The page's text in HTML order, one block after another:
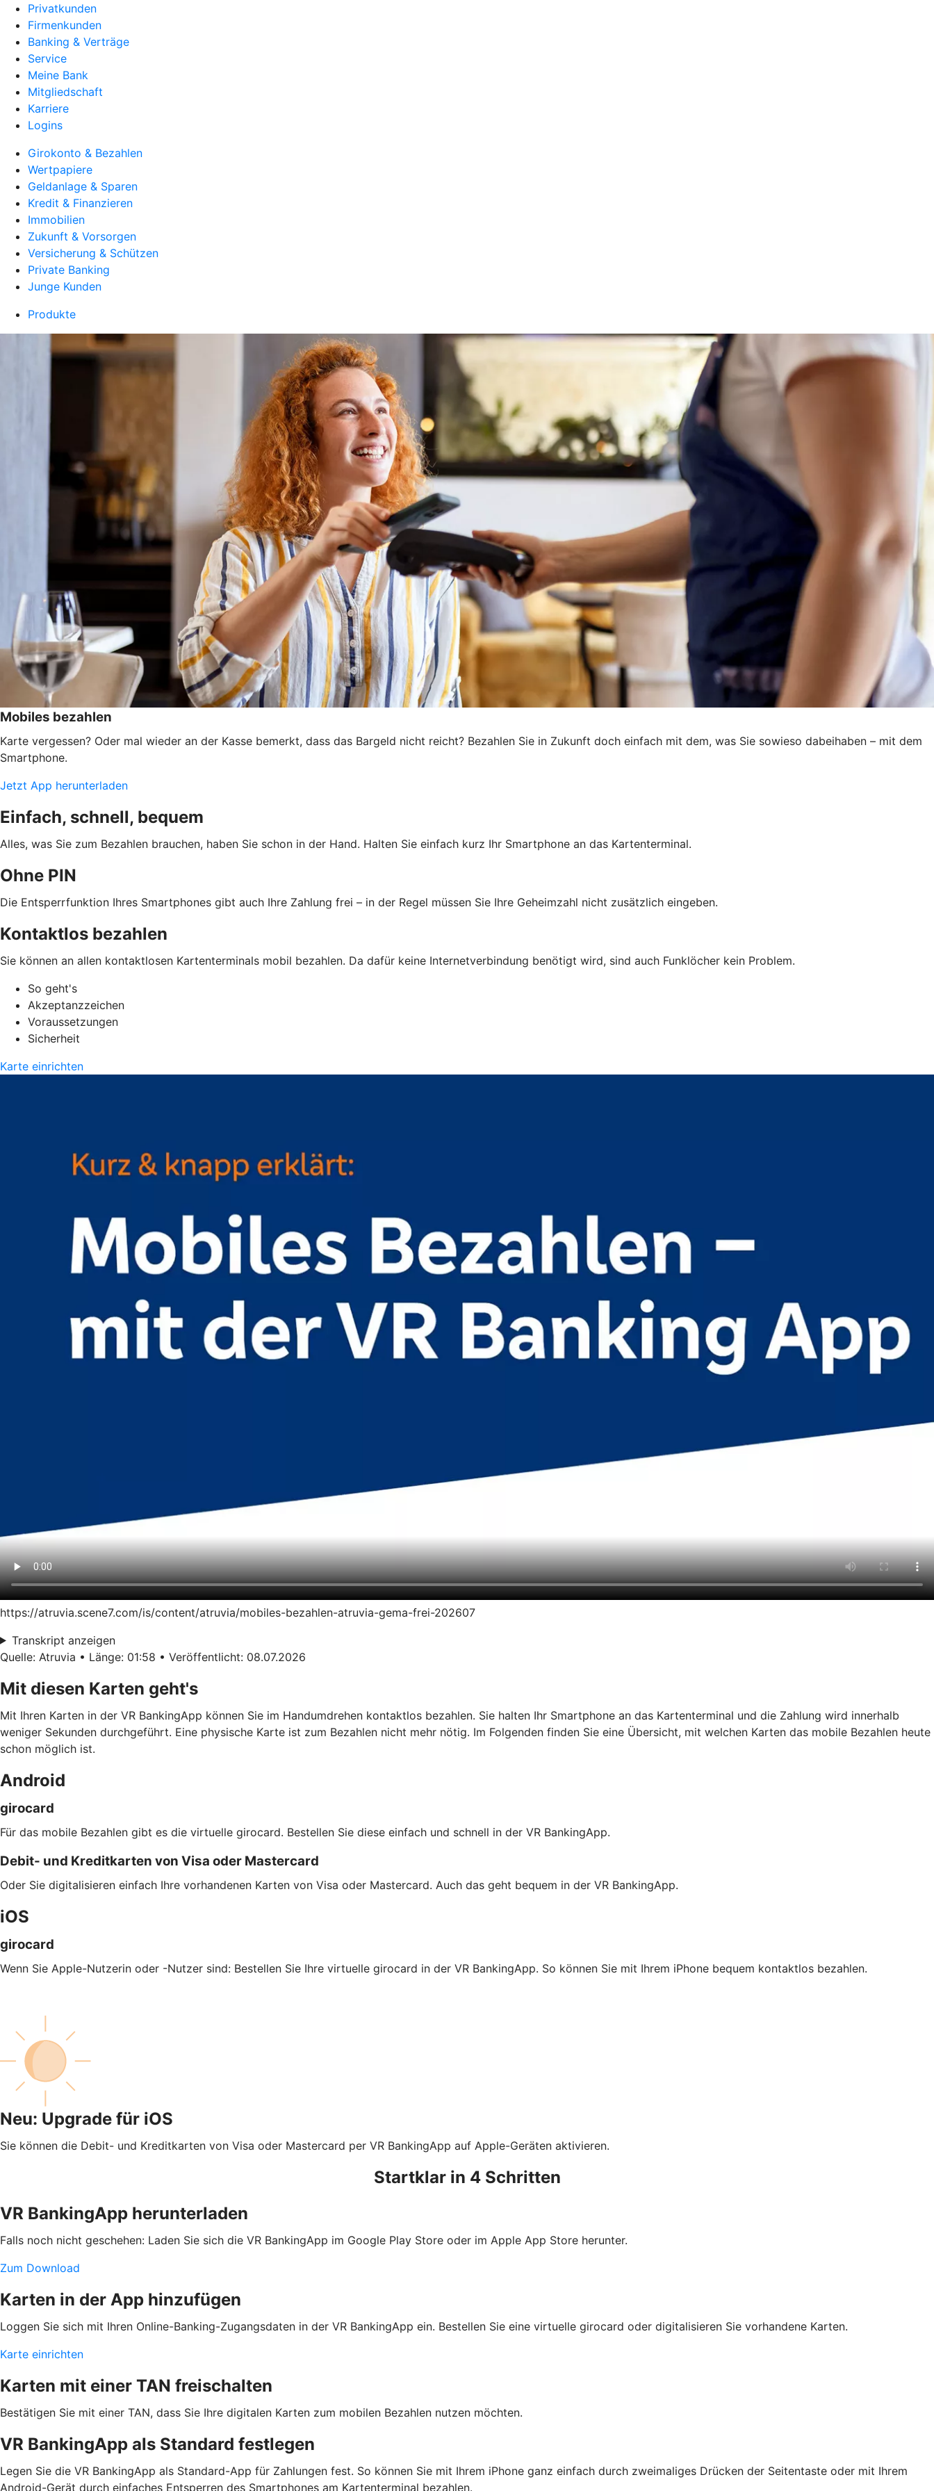
Privatkunden
Firmenkunden
Banking & Verträge
Service
Meine Bank
Mitgliedschaft
Karriere
Logins
Girokonto & Bezahlen
Wertpapiere
Geldanlage & Sparen
Kredit & Finanzieren
Immobilien
Zukunft & Vorsorgen
Versicherung & Schützen
Private Banking
Junge Kunden
Produkte
Mobiles bezahlen
Karte vergessen? Oder mal wieder an der Kasse bemerkt, dass das Bargeld nicht reicht? Bezahlen Sie in Zukunft doch einfach mit dem, was Sie sowieso dabeihaben – mit dem
Smartphone.
Jetzt App herunterladen
Einfach, schnell, bequem
Alles, was Sie zum Bezahlen brauchen, haben Sie schon in der Hand. Halten Sie einfach kurz Ihr Smartphone an das Kartenterminal.
Ohne PIN
Die Entsperrfunktion Ihres Smartphones gibt auch Ihre Zahlung frei – in der Regel müssen Sie Ihre Geheimzahl nicht zusätzlich eingeben.
Kontaktlos bezahlen
Sie können an allen kontaktlosen Kartenterminals mobil bezahlen. Da dafür keine Internetverbindung benötigt wird, sind auch Funklöcher kein Problem.
So geht's
Akzeptanzzeichen
Voraussetzungen
Sicherheit
Karte einrichten
https://atruvia.scene7.com/is/content/atruvia/mobiles-bezahlen-atruvia-gema-frei-202607
Transkript anzeigen
Quelle: Atruvia • Länge: 01:58 • Veröffentlicht: 08.07.2026
Mit diesen Karten geht's
Mit Ihren Karten in der VR BankingApp können Sie im Handumdrehen kontaktlos bezahlen. Sie halten Ihr Smartphone an das Kartenterminal und die Zahlung wird innerhalb
weniger Sekunden durchgeführt. Eine physische Karte ist zum Bezahlen nicht mehr nötig. Im Folgenden finden Sie eine Übersicht, mit welchen Karten das mobile Bezahlen heute
schon möglich ist.
Android
girocard
Für das mobile Bezahlen gibt es die virtuelle girocard. Bestellen Sie diese einfach und schnell in der VR BankingApp.
Debit- und Kreditkarten von Visa oder Mastercard
Oder Sie digitalisieren einfach Ihre vorhandenen Karten von Visa oder Mastercard. Auch das geht bequem in der VR BankingApp.
iOS
girocard
Wenn Sie Apple-Nutzerin oder -Nutzer sind: Bestellen Sie Ihre virtuelle girocard in der VR BankingApp. So können Sie mit Ihrem iPhone bequem kontaktlos bezahlen.
Neu: Upgrade für iOS
Sie können die Debit- und Kreditkarten von Visa oder Mastercard per VR BankingApp auf Apple-Geräten aktivieren.
Startklar in 4 Schritten
VR BankingApp herunterladen
Falls noch nicht geschehen: Laden Sie sich die VR BankingApp im Google Play Store oder im Apple App Store herunter.
Zum Download
Karten in der App hinzufügen
Loggen Sie sich mit Ihren Online-Banking-Zugangsdaten in der VR BankingApp ein. Bestellen Sie eine virtuelle girocard oder digitalisieren Sie vorhandene Karten.
Karte einrichten
Karten mit einer TAN freischalten
Bestätigen Sie mit einer TAN, dass Sie Ihre digitalen Karten zum mobilen Bezahlen nutzen möchten.
VR BankingApp als Standard festlegen
Legen Sie die VR BankingApp als Standard-App für Zahlungen fest. So können Sie mit Ihrem iPhone ganz einfach durch zweimaliges Drücken der Seitentaste oder mit Ihrem
Android-Gerät durch einfaches Entsperren des Smartphones am Kartenterminal bezahlen.